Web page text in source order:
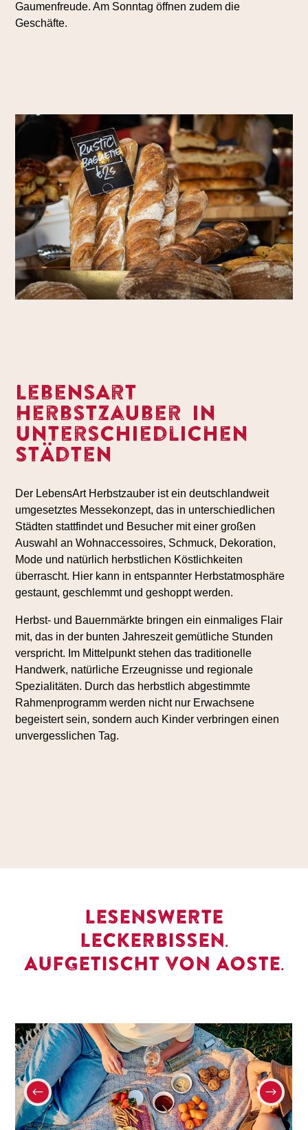
Gaumenfreude. Am Sonntag öffnen zudem die
Geschäfte.
LebensArt
Herbstzauber in
unterschiedlichen
Städten
Der LebensArt Herbstzauber ist ein deutschlandweit
umgesetztes Messekonzept, das in unterschiedlichen
Städten stattfindet und Besucher mit einer großen
Auswahl an Wohnaccessoires, Schmuck, Dekoration,
Mode und natürlich herbstlichen Köstlichkeiten
überrascht. Hier kann in entspannter Herbstatmosphäre
gestaunt, geschlemmt und geshoppt werden.
Herbst- und Bauernmärkte bringen ein einmaliges Flair
mit, das in der bunten Jahreszeit gemütliche Stunden
verspricht. Im Mittelpunkt stehen das traditionelle
Handwerk, natürliche Erzeugnisse und regionale
Spezialitäten. Durch das herbstlich abgestimmte
Rahmenprogramm werden nicht nur Erwachsene
begeistert sein, sondern auch Kinder verbringen einen
unvergesslichen Tag.
LESENSWERTE
LECKERBISSEN.
AUFGETISCHT VON AOSTE.